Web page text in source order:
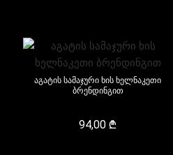
აგატის სამაჯური ხის ხელნაკეთი
ბრენდინგით
94,00₾